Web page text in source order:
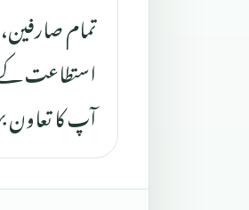
تمام
استطاعت کے
آپ کا